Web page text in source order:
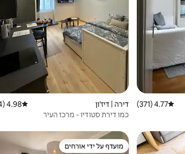
דירוג ממוצע של 4.77 מתוך 5, 371 ביקורות
4.77 (371)
דירה | דיז'ון דירוג ממוצע של 4.98
4.98 (234)
כמו דירת סטודיו - מרכז העיר
מועדף על ידי אורחים
מועדף על ידי אורחים